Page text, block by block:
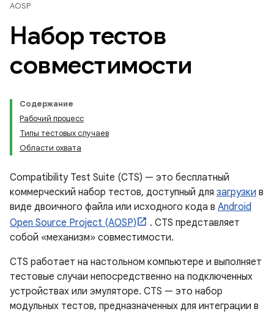
AOSP
Набор тестов
совместимости
Содержание
Рабочий процесс
Типы тестовых случаев
Области охвата
Compatibility Test Suite (CTS) — это бесплатный
коммерческий набор тестов, доступный для загрузки в
виде двоичного файла или исходного кода в Android
Open Source Project (AOSP)
. CTS представляет
собой «механизм» совместимости.
CTS работает на настольном компьютере и выполняет
тестовые случаи непосредственно на подключенных
устройствах или эмуляторе. CTS — это набор
модульных тестов, предназначенных для интеграции в